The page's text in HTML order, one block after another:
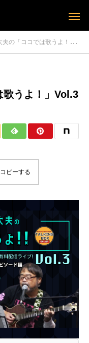
「ココでは歌うよ！」Vol.3
歌うよ！」Vol.3
ピーする